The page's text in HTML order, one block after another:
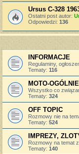
Ursus C-328
Ostatni post autor:
Odpowiedzi: 136
INFORMACJE
Regulaminy,
Tematy: 116
MOTO-OGÓLNIE
Wszystko co
Tematy: 324
OFF TOPIC
Rozmowy nie na
Tematy: 524
IMPREZY,
Rozmowy na temat
Tematy: 140